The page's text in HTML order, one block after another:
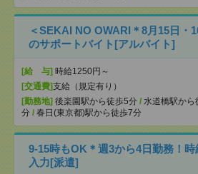
＜SEKAI NO OWARI＊8月15日・
のサポートバイト[アルバイト]
[給 与] 時給1250円～
[交通費]支給（規定有り）
[勤務地] 後楽園駅から徒歩5分 / 水道橋駅から
分 / 春日(東京都)駅から徒歩7分
9-15時もOK＊週3から4日勤務！時
入力[派遣]